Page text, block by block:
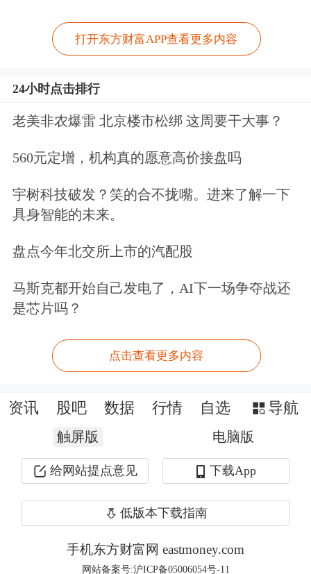
的机构。这次活动以一种全新的方式，
真正重要的事业。能与斯蒂芬和艾莎合
作，共同开启这个支持社区的新项目，
我深感欣慰。”
根据规则，今年的中标者及其带来的最
多7位宾客，将于6月24日在内布拉斯加
州奥马哈市，与巴菲特及库里夫妇共
进“独家午餐”。拍卖所得款项将由上述
两个基金会平均分配。巴菲特还承
诺：“无论今年出价多少，我都将向两
个基金会各捐赠同等数额的款项。”
多位中国企业家曾拍下“巴菲特午餐”
注的参与群体之一。
资料显示，2006年，步步高
平以62.01万美元拍得午餐资格，成为
打开东方财富APP查看更多内容
24小时点击排行
老美非农爆雷 北京楼市松绑 这周要干大事？
560元定增，机构真的愿意高价接盘吗
宇树科技破发？笑的合不拢嘴。进来了解一下
具身智能的未来。
盘点今年北交所上市的汽配股
马斯克都开始自己发电了，AI下一场争夺战还
是芯片吗？
点击查看更多内容
资讯 股吧 数据 行情 自选 导航
触屏版 电脑版
给网站提点意见 下载App
低版本下载指南
手机东方财富网 eastmoney.com
网站备案号:沪ICP备05006054号-11